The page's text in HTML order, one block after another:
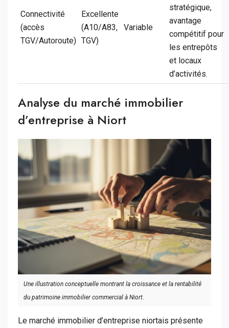
Connectivité
(accès
TGV/Autoroute)
Excellente
(A10/A83,
TGV)
Variable
stratégique,
avantage
compétitif pour
les entrepôts
et locaux
d’activités.
Analyse du marché immobilier
d’entreprise à Niort
Une illustration conceptuelle montrant la croissance et la rentabilité
du patrimoine immobilier commercial à Niort.
Le marché immobilier d’entreprise niortais présente